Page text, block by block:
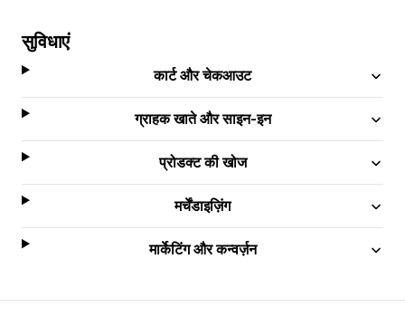
सुविधाएं
कार्ट और चेकआउट
ग्राहक खाते और साइन-इन
प्रोडक्ट की खोज
मर्चेंडाइज़िंग
मार्केटिंग और कन्वर्ज़न